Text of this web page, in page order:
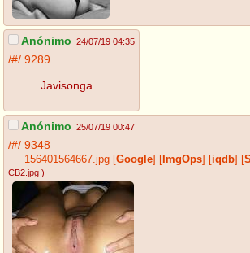
Anónimo 24/07/19 04:35
/#/ 9289
Javisonga
Anónimo 25/07/19 00:47
/#/ 9348
156401564667.jpg [Google] [ ImgOps] [iqdb] [
CB2.jpg )